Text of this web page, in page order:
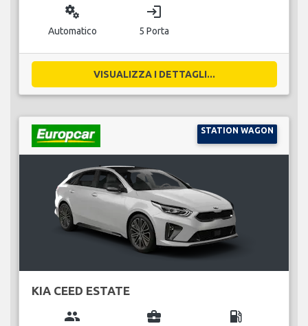
miscellaneous_services
Automatico
login
5 Porta
VISUALIZZA I DETTAGLI...
STATION WAGON
KIA CEED ESTATE
group business_center local_gas_station